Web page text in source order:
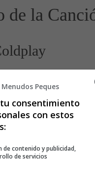
la
Peques
consentimiento
con estos
de contenido y publicidad,
de servicios